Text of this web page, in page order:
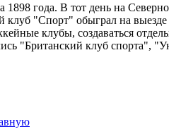
1898 года. В тот день на
"Спорт" обыграл на
клубы, создаваться
"Британский клуб спорта",